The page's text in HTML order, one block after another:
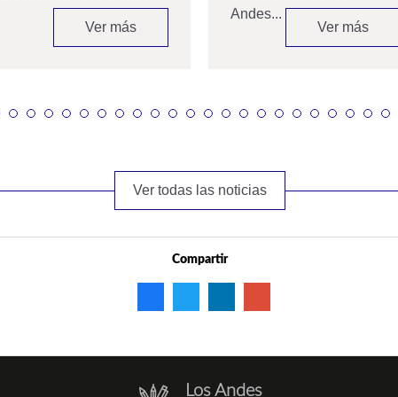
Ver más
Andes...
Ver más
Ver todas las noticias
Compartir
Los Andes